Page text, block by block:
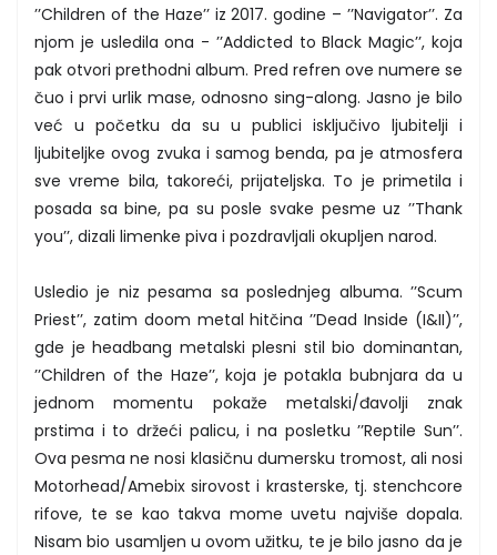
’’Children of the Haze’’ iz 2017. godine – ’’Navigator’’. Za
njom je usledila ona - ’’Addicted to Black Magic’’, koja
pak otvori prethodni album. Pred refren ove numere se
čuo i prvi urlik mase, odnosno sing-along. Jasno je bilo
već u početku da su u publici isključivo ljubitelji i
ljubiteljke ovog zvuka i samog benda, pa je atmosfera
sve vreme bila, takoreći, prijateljska. To je primetila i
posada sa bine, pa su posle svake pesme uz ’’Thank
you’’, dizali limenke piva i pozdravljali okupljen narod.
Usledio je niz pesama sa poslednjeg albuma. ’’Scum
Priest’’, zatim doom metal hitčina ’’Dead Inside (I&II)’’,
gde je headbang metalski plesni stil bio dominantan,
’’Children of the Haze’’, koja je potakla bubnjara da u
jednom momentu pokaže metalski/đavolji znak
prstima i to držeći palicu, i na posletku ’’Reptile Sun’’.
Ova pesma ne nosi klasičnu dumersku tromost, ali nosi
Motorhead/Amebix sirovost i krasterske, tj. stenchcore
rifove, te se kao takva mome uvetu najviše dopala.
Nisam bio usamljen u ovom užitku, te je bilo jasno da je